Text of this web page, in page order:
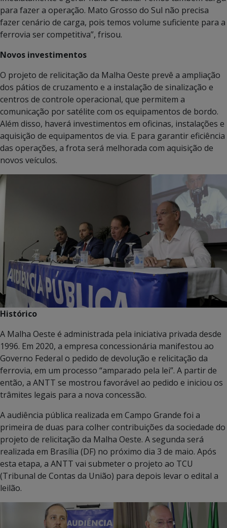
para fazer a operação. Mato Grosso do Sul não precisa
fazer cenário de carga, pois temos volume suficiente para a
ferrovia ser competitiva”, frisou.
Novos investimentos
O projeto de relicitação da Malha Oeste prevê a ampliação
dos pátios de cruzamento e a instalação de sinalização e
centros de controle operacional, que permitem a
comunicação por satélite com os equipamentos de bordo.
Além disso, haverá investimentos em oficinas, instalações e
aquisição de equipamentos de via. E para garantir eficiência
das operações, a frota será melhorada com aquisição de
novos veículos.
Histórico
A Malha Oeste é administrada pela iniciativa privada desde
1996. Em 2020, a empresa concessionária manifestou ao
Governo Federal o pedido de devolução e relicitação da
ferrovia, em um processo “amparado pela lei”. A partir de
então, a ANTT se mostrou favorável ao pedido e iniciou os
trâmites legais para a nova concessão.
A audiência pública realizada em Campo Grande foi a
primeira de duas para colher contribuições da sociedade do
projeto de relicitação da Malha Oeste. A segunda será
realizada em Brasília (DF) no próximo dia 3 de maio. Após
esta etapa, a ANTT vai submeter o projeto ao TCU
(Tribunal de Contas da União) para depois levar o edital a
leilão.